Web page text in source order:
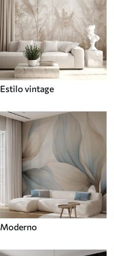
Estilo vintage
Moderno